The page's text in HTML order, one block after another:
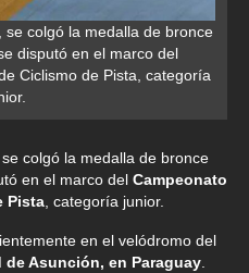
se colgó la medalla de bronce
disputó en el marco del
Ciclismo de Pista, categoría
se colgó la medalla de bronce
en el marco del Campeonato
Pista , categoría junior.
en el velódromo del
Asunción, en Paraguay